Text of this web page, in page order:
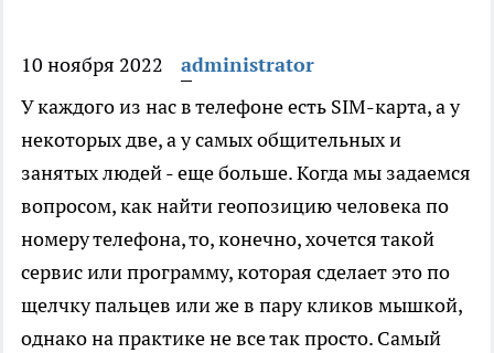
10 ноября 2022
administrator
У каждого из нас в телефоне есть SIM-карта, а у
некоторых две, а у самых общительных и
занятых людей - еще больше. Когда мы задаемся
вопросом, как найти геопозицию человека по
номеру телефона, то, конечно, хочется такой
сервис или программу, которая сделает это по
щелчку пальцев или же в пару кликов мышкой,
однако на практике не все так просто. Самый